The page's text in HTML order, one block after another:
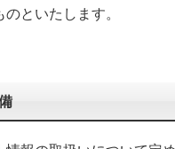
といたします。